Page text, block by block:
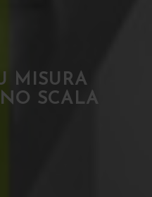
MISURA
SCALA